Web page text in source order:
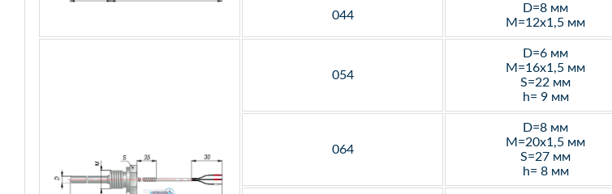
044
D=8 мм
M=12х1,5 мм
054
D=6 мм
M=16х1,5 мм
S=22 мм
h= 9 мм
064
D=8 мм
M=20х1,5 мм
S=27 мм
h= 8 мм